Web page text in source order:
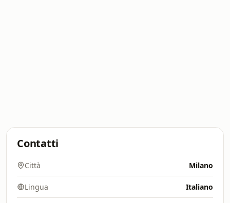
Contatti
Città Milano
Lingua Italiano